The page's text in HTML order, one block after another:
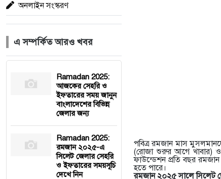
অনলাইন সংস্করণ
এ সম্পর্কিত আরও খবর
Ramadan 2025:
আজকের সেহরি ও
ইফতারের সময় জানুন
বাংলাদেশের বিভিন্ন
জেলার জন্য
Ramadan 2025:
রমজান ২০২৫-এ
সিলেট জেলার সেহরি
ও ইফতারের সময়সূচি
দেখে নিন
পবিত্র রমজান মাস
(রোজা শুরুর আগে খাবার) ও
ফাউন্ডেশন প্রতি বছর
হতে পারে।
রমজান ২০২৫ সালে সিলেট